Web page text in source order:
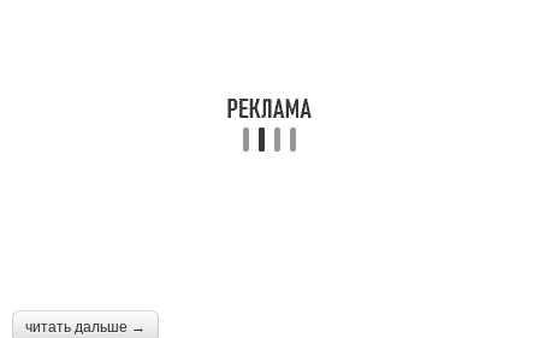
читать дальше →